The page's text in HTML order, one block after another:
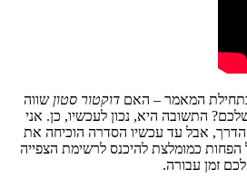
המאמר – האם דוקטור סטון שווה
התשובה היא, נכון לעכשיו, כן. אני
הדרך, אבל עד עכשיו הסדרה הוכיחה את
הפחות כמומלצת להיכנס לרשימת הצפייה
זמן עבורה.